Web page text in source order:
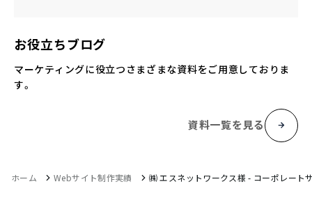
お役立ちブログ
マーケティングに役立つさまざまな資料をご用意しておりま
す。
資料一覧を見る
ホーム Webサイト制作実績 ㈱ エスネットワークス様 - コーポレート